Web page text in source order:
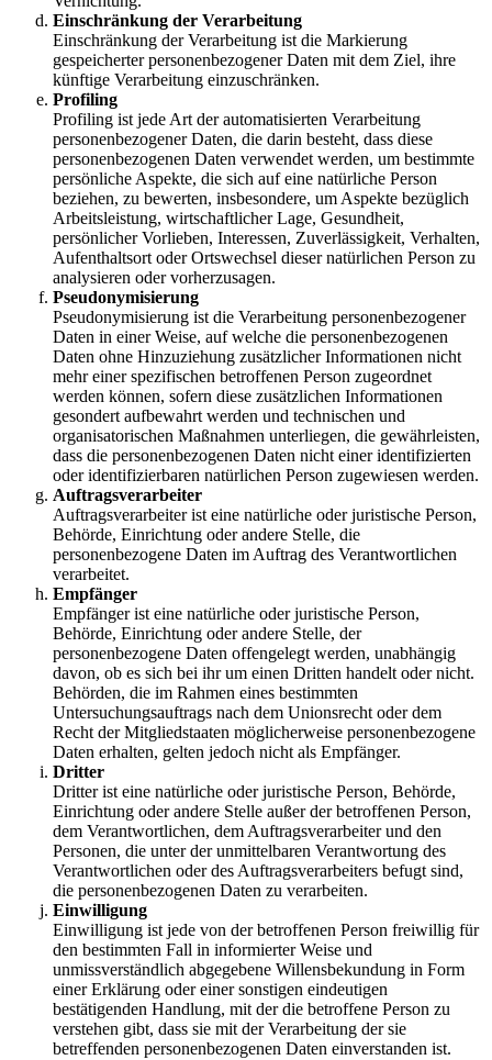
Einschränkung der Verarbeitung
Einschränkung der Verarbeitung ist die Markierung
gespeicherter personenbezogener Daten mit dem Ziel, ihre
künftige Verarbeitung einzuschränken.
Profiling
Profiling ist jede Art der automatisierten Verarbeitung
personenbezogener Daten, die darin besteht, dass diese
personenbezogenen Daten verwendet werden, um bestimmte
persönliche Aspekte, die sich auf eine natürliche Person
beziehen, zu bewerten, insbesondere, um Aspekte bezüglich
Arbeitsleistung, wirtschaftlicher Lage, Gesundheit,
persönlicher Vorlieben, Interessen, Zuverlässigkeit, Verhalten,
Aufenthaltsort oder Ortswechsel dieser natürlichen Person zu
analysieren oder vorherzusagen.
Pseudonymisierung
Pseudonymisierung ist die Verarbeitung personenbezogener
Daten in einer Weise, auf welche die personenbezogenen
Daten ohne Hinzuziehung zusätzlicher Informationen nicht
mehr einer spezifischen betroffenen Person zugeordnet
werden können, sofern diese zusätzlichen Informationen
gesondert aufbewahrt werden und technischen und
organisatorischen Maßnahmen unterliegen, die gewährleisten,
dass die personenbezogenen Daten nicht einer identifizierten
oder identifizierbaren natürlichen Person zugewiesen werden.
Auftragsverarbeiter
Auftragsverarbeiter ist eine natürliche oder juristische Person,
Behörde, Einrichtung oder andere Stelle, die
personenbezogene Daten im Auftrag des Verantwortlichen
verarbeitet.
Empfänger
Empfänger ist eine natürliche oder juristische Person,
Behörde, Einrichtung oder andere Stelle, der
personenbezogene Daten offengelegt werden, unabhängig
davon, ob es sich bei ihr um einen Dritten handelt oder nicht.
Behörden, die im Rahmen eines bestimmten
Untersuchungsauftrags nach dem Unionsrecht oder dem
Recht der Mitgliedstaaten möglicherweise personenbezogene
Daten erhalten, gelten jedoch nicht als Empfänger.
Dritter
Dritter ist eine natürliche oder juristische Person, Behörde,
Einrichtung oder andere Stelle außer der betroffenen Person,
dem Verantwortlichen, dem Auftragsverarbeiter und den
Personen, die unter der unmittelbaren Verantwortung des
Verantwortlichen oder des Auftragsverarbeiters befugt sind,
die personenbezogenen Daten zu verarbeiten.
Einwilligung
Einwilligung ist jede von der betroffenen Person freiwillig für
den bestimmten Fall in informierter Weise und
unmissverständlich abgegebene Willensbekundung in Form
einer Erklärung oder einer sonstigen eindeutigen
bestätigenden Handlung, mit der die betroffene Person zu
verstehen gibt, dass sie mit der Verarbeitung der sie
betreffenden personenbezogenen Daten einverstanden ist.